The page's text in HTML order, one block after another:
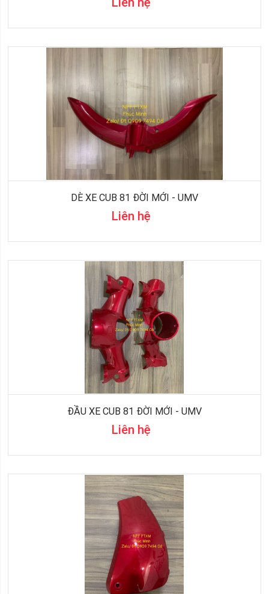
DÈ XE CUB 81 ĐỜI MỚI - UMV
Liên hệ
ĐẦU XE CUB 81 ĐỜI MỚI - UMV
Liên hệ